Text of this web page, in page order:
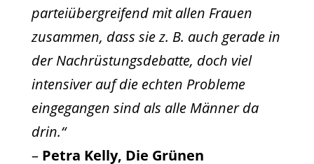
parteiübergreifend mit allen Frauen
zusammen, dass sie z. B. auch gerade in
der Nachrüstungsdebatte, doch viel
intensiver auf die echten Probleme
eingegangen sind als alle Männer da
drin.“
– Petra Kelly, Die Grünen